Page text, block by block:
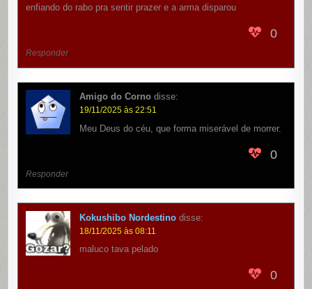
enfiando do rabo pra sentir prazer e a arma disparou
0
Responder
Amigo do Corno disse:
19/11/2025 às 22:51
Meu Deus do céu, que forma miserável de morrer.
0
Responder
Kokushibo Nordestino disse:
18/11/2025 às 08:11
maluco tava pelado
0